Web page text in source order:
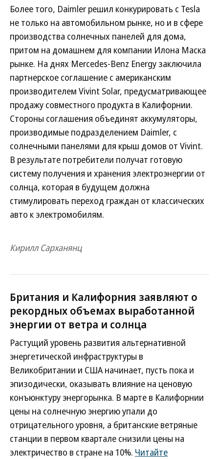
Более того, Daimler решил конкурировать с Tesla
не только на автомобильном рынке, но и в сфере
производства солнечных панелей для дома,
притом на домашнем для компании Илона Маска
рынке. На днях Mercedes-Benz Energy заключила
партнерское соглашение с американским
производителем Vivint Solar, предусматривающее
продажу совместного продукта в Калифорнии.
Стороны соглашения объединят аккумуляторы,
производимые подразделением Daimler, с
солнечными панелями для крыш домов от Vivint.
В результате потребители получат готовую
систему получения и хранения электроэнергии от
солнца, которая в будущем должна
стимулировать переход граждан от классических
авто к электромобилям.
Кирилл Сарханянц
Британия и Калифорния заявляют о
рекордных объемах выработанной
энергии от ветра и солнца
Растущий уровень развития альтернативной
энергетической инфраструктуры в
Великобритании и США начинает, пусть пока и
эпизодически, оказывать влияние на ценовую
конъюнктуру энергорынка. В марте в Калифорнии
цены на солнечную энергию упали до
отрицательного уровня, а британские ветряные
станции в первом квартале снизили цены на
электричество в стране на 10%. Читайте